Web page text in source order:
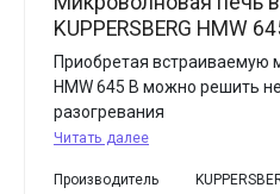
KUPPERSBERG HMW
Приобретая встраиваемую
HMW 645 B можно решить
разогревания
Читать далее
Производитель